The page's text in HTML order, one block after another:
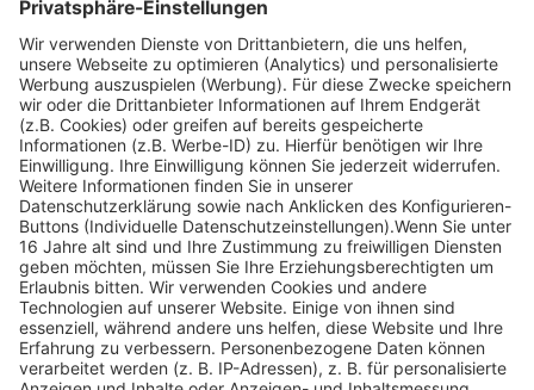
Über uns
Service Hotline
Shop Service
Informationen
Folge uns